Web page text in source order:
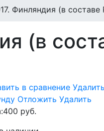
Финляндия (в составе
(в
в сравнение
Отложить Удалить
400 руб.